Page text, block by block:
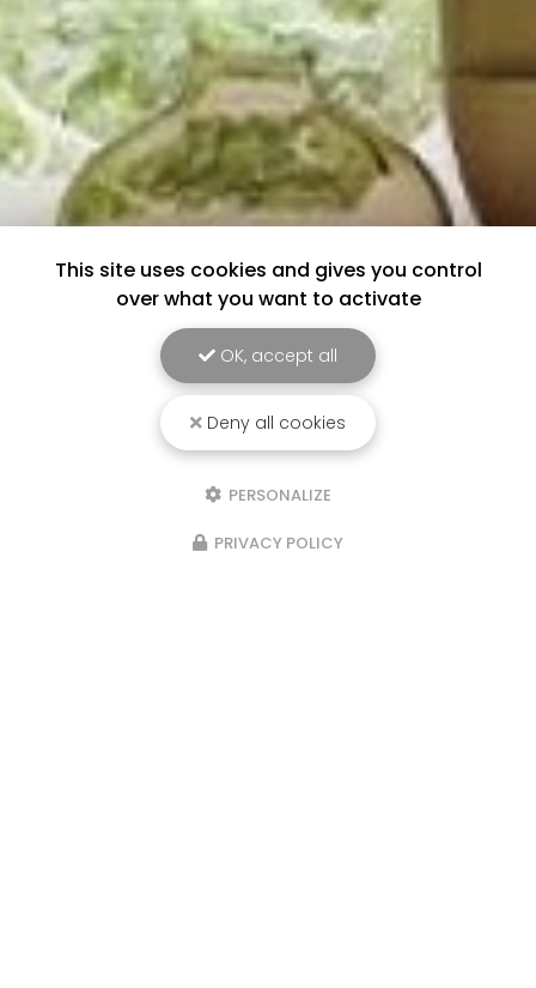
This site uses cookies and gives you control
over what you want to activate
OK, accept all
Deny all cookies
PERSONALIZE
PRIVACY POLICY